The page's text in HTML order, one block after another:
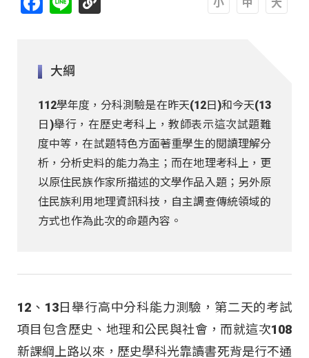
大綱
112學年度，分科測驗是在昨天(12日)和今天(13
日)舉行，在歷史考科上，教師表示這次試題難
度中等，在試題特色方面著重學生的閱讀理解分
析，分析史料的能力為主；而在地理考科上，更
以原住民族作家所描述的文學作品入題；另外原
住民族利用地理資訊科技，自主調查傳統領域的
方式也作為此次的命題內容。
12、13日舉行高中分科能力測驗，第二天的考試
項目包含歷史、地理和公民與社會，而就這次108
新課綱上路以來，歷史學科光靠讀書死背是行不通